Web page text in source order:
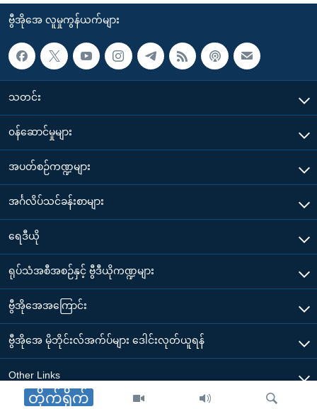
တိုက်ရိုက်
ဗွီအိုအေ လူမှုကွန်ယက်များ
သတင်း
၀န်ဆောင်မှုများ
အပတ်စဉ်ကဏ္ဍများ
အင်္ဂလိပ်သင်ခန်းစာများ
ရေဒီယို
ရုပ်သံအစီအစဉ်နှင့် ဗွီဒီယိုကဏ္ဍများ
ဗွီအိုအေအကြောင်း
ဗွီအိုအေ မိုဘိုင်းလ်အက်ပ်များ ဒေါင်းလုတ်ယူရန်
Other Links